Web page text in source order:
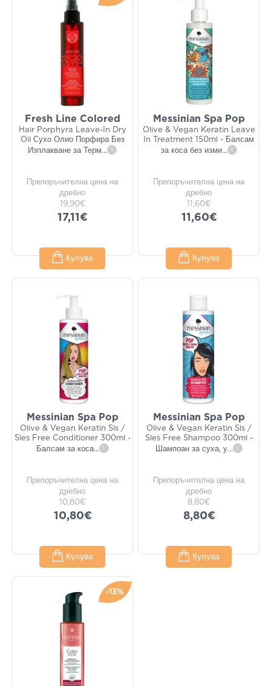
Fresh Line Colored
Hair Porphyra Leave-In Dry
Oil Сухо Олио Порфира Без
Изплакване за Терм... i
Препоръчителна цена на
дребно
19,90€
17,11€
Купува
Messinian Spa Pop
Olive & Vegan Keratin Leave
In Treatment 150ml - Балсам
за коса без изми... i
Препоръчителна цена на
дребно
11,60€
11,60€
Купува
Messinian Spa Pop
Olive & Vegan Keratin Sls /
Sles Free Conditioner 300ml -
Балсам за коса... i
Препоръчителна цена на
дребно
10,80€
10,80€
Купува
Messinian Spa Pop
Olive & Vegan Keratin Sls /
Sles Free Shampoo 300ml -
Шампоан за суха, у... i
Препоръчителна цена на
дребно
8,80€
8,80€
Купува
-13%